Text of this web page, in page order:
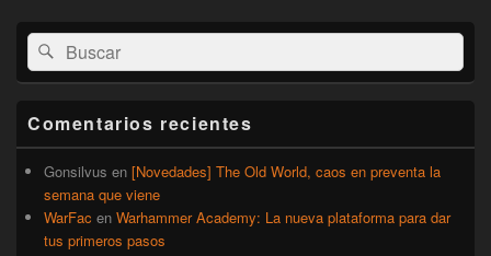
El
área
de
widget
lateral
primaria
Buscar
por:
Buscar
Comentarios recientes
Gonsilvus en [Novedades] The Old World, caos en preventa la
semana que viene
WarFac en Warhammer Academy: La nueva plataforma para dar
tus primeros pasos